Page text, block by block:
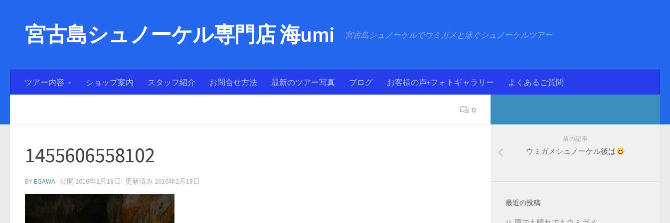
宮古島シュノーケル専門店 海umi 宮古島シュノーケルでウミガメと泳ぐシュノーケルツアー
ツアー内容 ショップ案内 スタッフ紹介 お問合せ方法 最新のツアー写真 ブログ お客様の声+フォトギャラリー よくあるご質問
0
1455606558102
BYEGAWA · 公開 2016年2月18日 · 更新済み 2016年2月18日
前の記事
ウミガメシュノーケル後は
最近の投稿